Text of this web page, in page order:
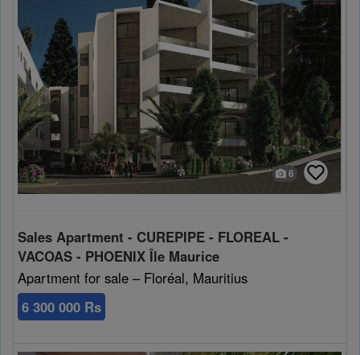
6
Sales Apartment - CUREPIPE - FLOREAL -
VACOAS - PHOENIX Île Maurice
Apartment for sale – Floréal, Mauritius
6 300 000 Rs